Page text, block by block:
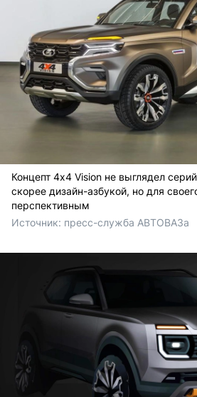
Концепт 4x4 Vision не выглядел
скорее дизайн-азбукой, но для
перспективным
Источник: пресс-служба АВТОВАЗа